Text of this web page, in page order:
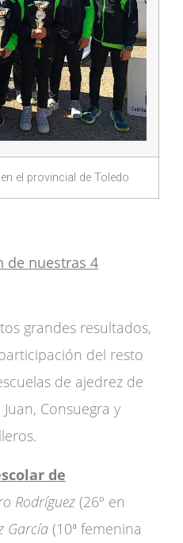
el provincial de Toledo
de nuestras 4
grandes resultados,
del resto
de ajedrez de
Consuegra y
de
Rodríguez (26º en
García (10ª femenina